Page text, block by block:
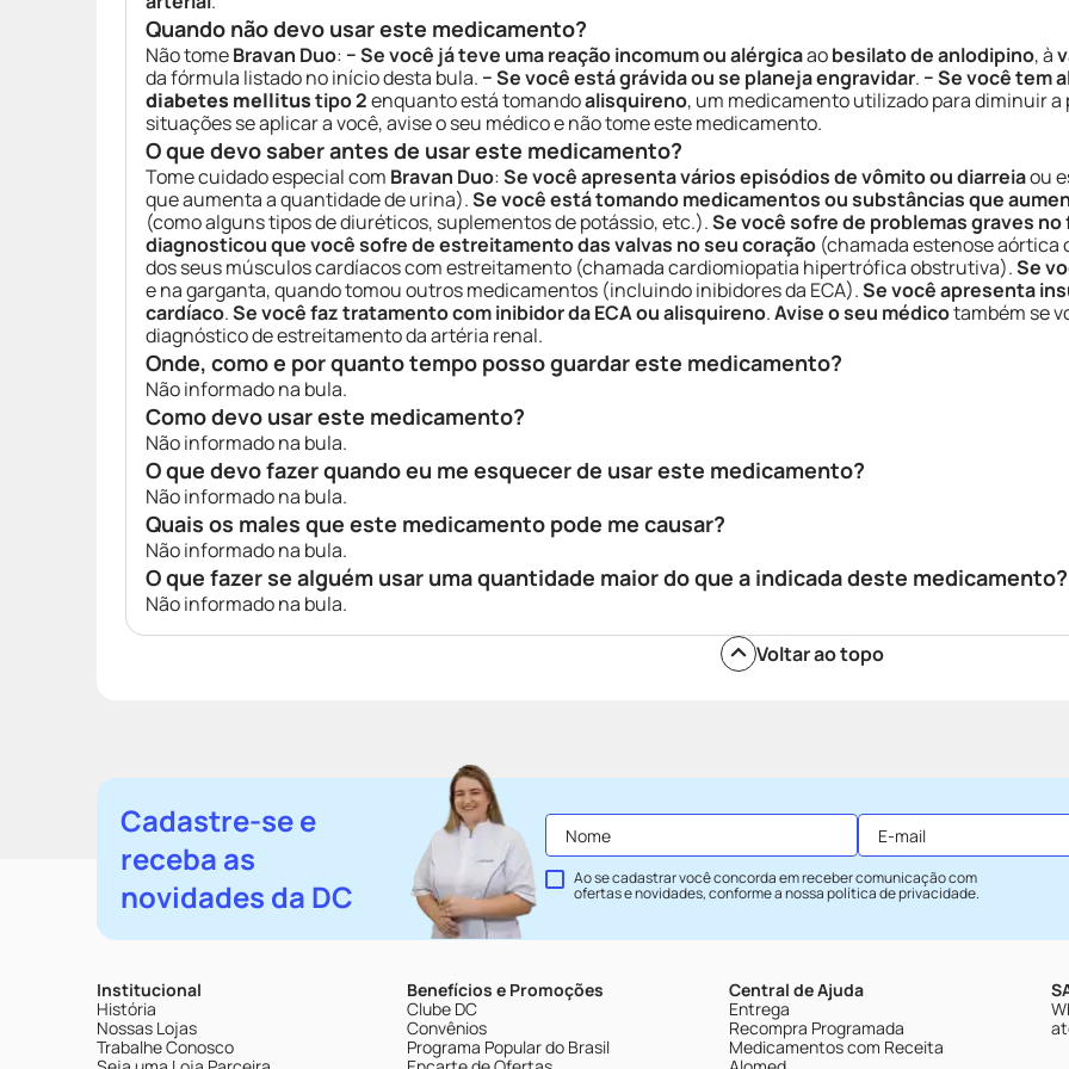
Quando não devo usar este medicamento?
Não tomeBravan Duo: − Se você já teve uma reação incomum ou alérgicaaobesilato de anlodipino, à
da fórmula listado no início desta bula. − Se você está grávida ou se planeja engravidar. − Se você tem
diabetes mellitustipo 2enquanto está tomandoalisquireno, um medicamento utilizado para diminuir
situações se aplicar a você, avise o seu médico e não tome este medicamento.
O que devo saber antes de usar este medicamento?
Tome cuidado especial com Bravan Duo:Se você apresenta vários episódios de vômito ou diarreiaou
que aumenta a quantidade de urina).Se você está tomando medicamentos ou substâncias que
(como alguns tipos de diuréticos, suplementos de potássio, etc.).Se você sofre de problemas graves
diagnosticou que você sofre de estreitamento das valvas no seu coração (chamada estenose aórtica
dos seus músculos cardíacos com estreitamento (chamada cardiomiopatia hipertrófica obstrutiva).Se
e na garganta, quando tomou outros medicamentos (incluindo inibidores da ECA).Se você apresenta
cardíaco.Se você faz tratamento com inibidor da ECA ou alisquireno.Avise o seu médicotambém se
diagnóstico de estreitamento da artéria renal.
Onde, como e por quanto tempo posso guardar este medicamento?
Não informado na bula.
Como devo usar este medicamento?
Não informado na bula.
O que devo fazer quando eu me esquecer de usar este medicamento?
Não informado na bula.
Quais os males que este medicamento pode me causar?
Não informado na bula.
O que fazer se alguém usar uma quantidade maior do que a indicada deste medicamento?
Não informado na bula.
Voltar ao topo
Cadastre-se e
receba as
novidades da DC
Ao se cadastrar você concorda em receber comunicação com
ofertas e novidades, conforme a nossapolítica de privacidade.
Institucional
História
Nossas Lojas
Trabalhe Conosco
Benefícios e Promoções
Clube DC
Convênios
Programa Popular do Brasil
Central de Ajuda
Entrega
Recompra Programada
Medicamentos com Receita